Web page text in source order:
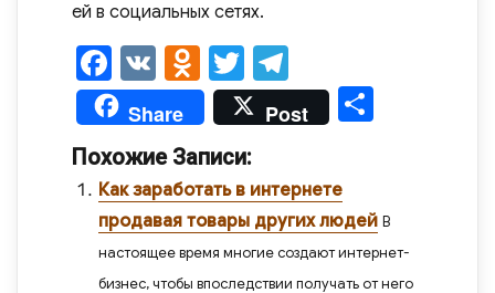
ей в социальных сетях.
F
a
c
e
b
o
o
V
K
O
d
n
o
kl
as
s
T
wi
tt
er
T
el
e
a
m
Share Post
О
р
а
в
Похожие Записи:
Как заработать в интернете
продавая товары других людей В
настоящее время многие создают интернет-
бизнес, чтобы впоследствии получать от него